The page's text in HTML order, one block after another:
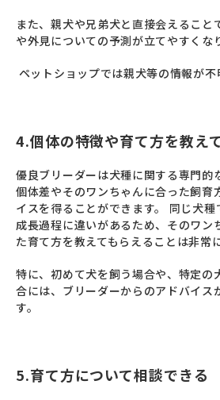
また、親犬や兄弟犬と直接会えること
や外見についての予測が立てやすくな
ペットショップでは親犬等の情報が不
4.個体の特徴や育て方を教え
優良ブリーダーは犬種に関する専門的
個体差やそのワンちゃんに合った飼育
イスを得ることができます。 同じ犬
成長過程に違いがあるため、そのワン
た育て方を教えてもらえることは非常
特に、初めて犬を飼う場合や、特定の
合には、ブリーダーからのアドバイス
す。
5.育て方について相談できる